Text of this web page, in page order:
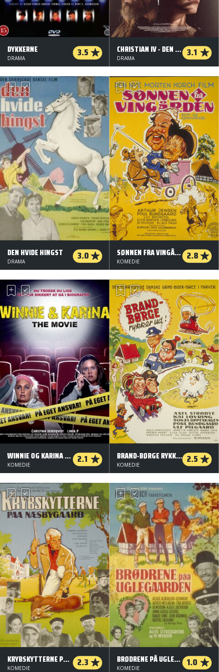
DYKKERNE 3.5
DRAMA
CHRISTIAN IV - DEN SIDSTE REJSE 3.1
DRAMA
DEN HVIDE HINGST 3.0
DRAMA
SØNNEN FRA VINGÅRDEN 2.8
KOMEDIE
WINNIE OG KARINA - THE MOVIE 2.1
KOMEDIE
BRAND-BØRGE RYKKER UD 2.5
KOMEDIE
KRYBSKYTTERNE PÅ NÆSBYGAARD 2.3
KOMEDIE
BRØDRENE PÅ UGLEGAARDEN 1.0
KOMEDIE